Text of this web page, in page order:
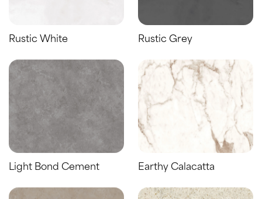
Rustic White Rustic Grey
Light Bond Cement Earthy Calacatta